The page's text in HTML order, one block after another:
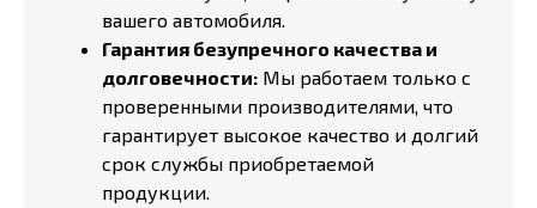
вашего автомобиля.
Гарантия безупречного качества и
долговечности: Мы работаем только с
проверенными производителями, что
гарантирует высокое качество и долгий
срок службы приобретаемой
продукции.